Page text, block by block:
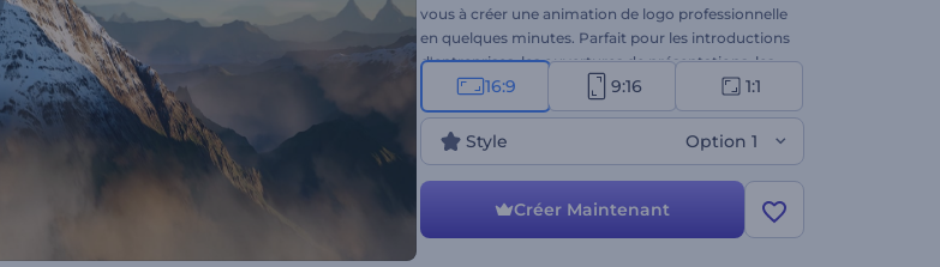
vous à créer une animation de logo professionnelle
en quelques minutes. Parfait pour les introductions
d'entreprises, les ouvertures de présentations, les
publicités télévisées et autres projets de marque.
Essayez ce modèle immédiatement et
gratuitement !
16:9 9:16 1:1
Style Option 1
Créer Maintenant